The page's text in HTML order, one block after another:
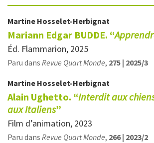
Martine Hosselet-Herbignat
Mariann Edgar BUDDE. “
Éd. Flammarion, 2025
Paru dans Revue Quart Monde, 275 | 2025/3
Martine Hosselet-Herbignat
Alain Ughetto. “Interdit aux
aux Italiens”
Film d’animation, 2023
Paru dans Revue Quart Monde, 266 | 2023/2